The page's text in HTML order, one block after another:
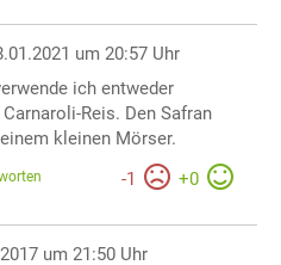
um 20:57 Uhr
ich entweder
Reis. Den Safran
kleinen Mörser.
-1 +0
um 21:50 Uhr